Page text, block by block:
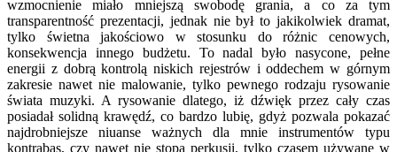
wzmocnienie miało mniejszą swobodę grania, a co za tym
transparentność prezentacji, jednak nie był to jakikolwiek dramat,
tylko świetna jakościowo w stosunku do różnic cenowych,
konsekwencja innego budżetu. To nadal było nasycone, pełne
energii z dobrą kontrolą niskich rejestrów i oddechem w górnym
zakresie nawet nie malowanie, tylko pewnego rodzaju rysowanie
świata muzyki. A rysowanie dlatego, iż dźwięk przez cały czas
posiadał solidną krawędź, co bardzo lubię, gdyż pozwala pokazać
najdrobniejsze niuanse ważnych dla mnie instrumentów typu
kontrabas, czy nawet nie stopa perkusji, tylko czasem używane w